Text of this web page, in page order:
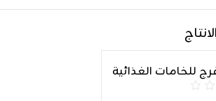
للخامات الغذائية